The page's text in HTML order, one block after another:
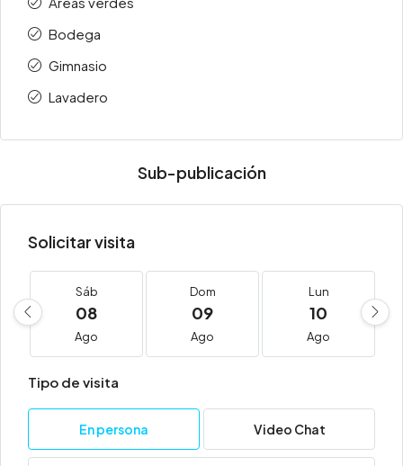
Bodega
Gimnasio
Lavadero
Sub-publicación
Solicitar visita
Sáb
08
Ago
Dom
09
Ago
Lun
10
Ago
Tipo de visita
En persona Video Chat